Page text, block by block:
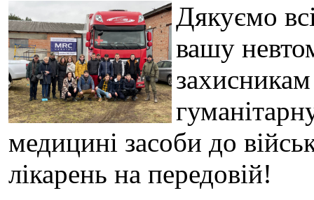
Дякуємо
вашу
медицині засоби до
лікарень на передовій!